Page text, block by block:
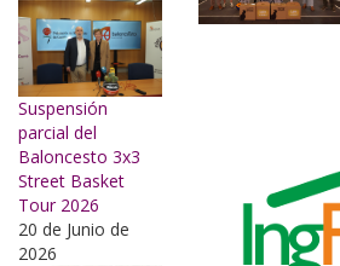
Suspensión
parcial del
Baloncesto 3x3
Street Basket
Tour 2026
20 de Junio de
2026